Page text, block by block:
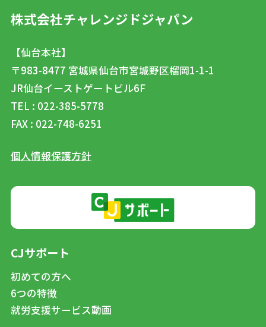
株式会社チャレンジドジャパン
【仙台本社】
〒983-8477 宮城県仙台市宮城野区榴岡1-1-1
JR仙台イーストゲートビル6F
TEL : 022-385-5778
FAX : 022-748-6251
個人情報保護方針
CJサポート
初めての方へ
6つの特徴
就労支援サービス動画